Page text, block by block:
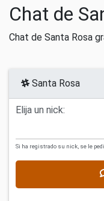
Chat de
Chat de Santa Rosa
Santa Rosa
Elija un nick:
Si ha registrado su nick, se le